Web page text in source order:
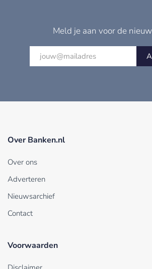
Meld je aan voor de
Over Banken.nl
Over ons
Adverteren
Nieuwsarchief
Contact
Voorwaarden